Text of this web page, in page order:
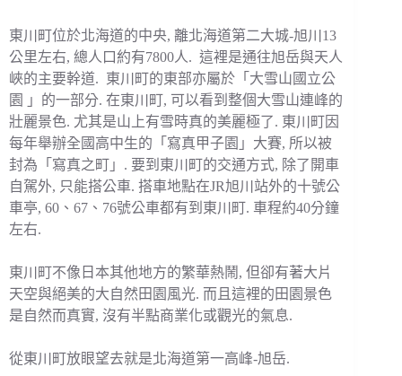
東川町位於北海道的中央, 離北海道第二大城-旭川13
公里左右, 總人口約有7800人. 這裡是通往旭岳與天人
峽的主要幹道. 東川町的東部亦屬於「大雪山國立公
園 」的一部分. 在東川町, 可以看到整個大雪山連峰的
壯麗景色. 尤其是山上有雪時真的美麗極了. 東川町因
每年舉辦全國高中生的「寫真甲子園」大賽, 所以被
封為「寫真之町」. 要到東川町的交通方式, 除了開車
自駕外, 只能搭公車. 搭車地點在JR旭川站外的十號公
車亭, 60、67、76號公車都有到東川町. 車程約40分鐘
左右.
東川町不像日本其他地方的繁華熱鬧, 但卻有著大片
天空與絕美的大自然田園風光. 而且這裡的田園景色
是自然而真實, 沒有半點商業化或觀光的氣息.
從東川町放眼望去就是北海道第一高峰-旭岳.